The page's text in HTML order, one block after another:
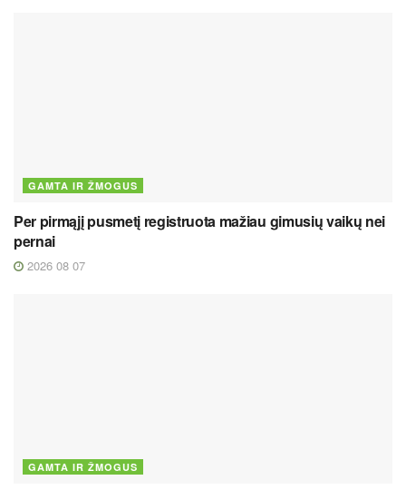
GAMTA IR ŽMOGUS
Per pirmąjį pusmetį registruota mažiau gimusių vaikų nei
pernai
2026 08 07
GAMTA IR ŽMOGUS